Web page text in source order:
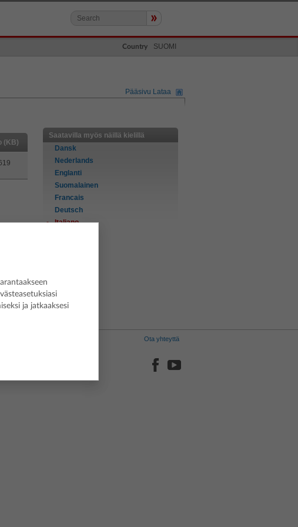
»
Country SUOMI
Pääsivu Lataa
(KB)
Saatavilla myös näillä kielillä
Dansk
Nederlands
Englanti
Suomalainen
Francais
Deutsch
Italiano
Ota yhteyttä
ja jatkaaksesi